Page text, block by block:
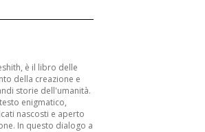
è il libro delle
della creazione e
storie dell'umanità.
enigmatico,
nascosti e aperto
In questo dialogo a